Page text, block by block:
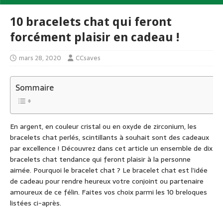
10 bracelets chat qui feront
forcément plaisir en cadeau !
mars 28, 2020 CCsaves
Sommaire
En argent, en couleur cristal ou en oxyde de zirconium, les
bracelets chat perlés, scintillants à souhait sont des cadeaux
par excellence ! Découvrez dans cet article un ensemble de dix
bracelets chat tendance qui feront plaisir à la personne
aimée. Pourquoi le bracelet chat ? Le bracelet chat est l’idée
de cadeau pour rendre heureux votre conjoint ou partenaire
amoureux de ce félin. Faites vos choix parmi les 10 breloques
listées ci-après.